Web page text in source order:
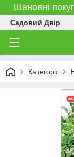
Шановні
Садовий Двір
Категорії